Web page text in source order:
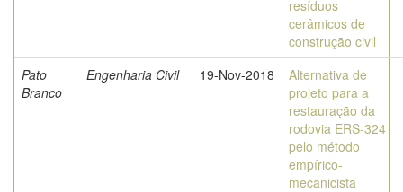
resíduos
cerâmicos de
construção civil
Pato
Branco
Engenharia Civil 19-Nov-2018
Alternativa de
projeto para a
restauração da
rodovia ERS-324
pelo método
empírico-
mecanicista